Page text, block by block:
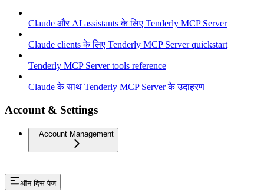
Claude और AI assistants के लिए Tenderly MCP Server
Claude clients के लिए Tenderly MCP Server quickstart
Tenderly MCP Server tools reference
Claude के साथ Tenderly MCP Server के उदाहरण
Account & Settings
Account Management
ऑन दिस पेज